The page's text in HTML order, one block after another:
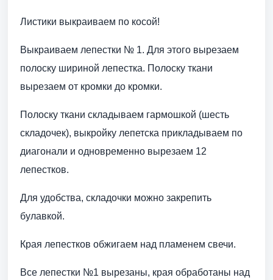
Листики выкраиваем по косой!
Выкраиваем лепестки № 1. Для этого вырезаем
полоску шириной лепестка. Полоску ткани
вырезаем от кромки до кромки.
Полоску ткани складываем гармошкой (шесть
складочек), выкройку лепетска прикладываем по
диагонали и одновременно вырезаем 12
лепестков.
Для удобства, складочки можно закрепить
булавкой.
Края лепестков обжигаем над пламенем свечи.
Все лепестки №1 вырезаны, края обработаны над